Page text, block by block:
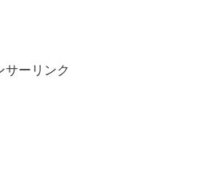
サーリンク